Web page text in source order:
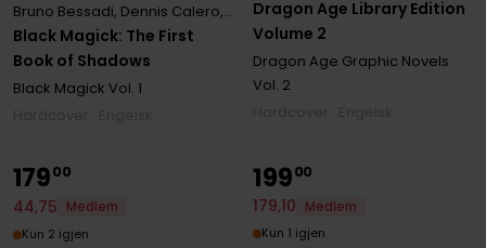
Black Magick: The First
Book of Shadows
Bruno Bessadi, Dennis Calero, Greg Rucka, Herik Hanna, Nacho
Black Magick Vol. 1
Dragon Age Library Edition
Volume 2
Dragon Age Graphic Novels
Vol. 2
17900
44,75
Medlem
Kun 2 igjen
19900
179,10
Medlem
Kun 1 igjen